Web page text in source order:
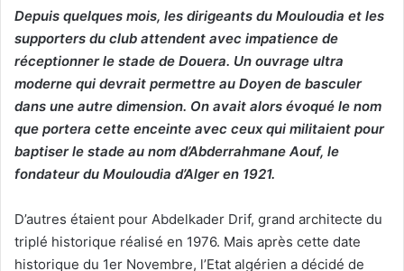
Depuis quelques mois, les dirigeants du Mouloudia et les
supporters du club attendent avec impatience de
réceptionner le stade de Douera. Un ouvrage ultra
moderne qui devrait permettre au Doyen de basculer
dans une autre dimension. On avait alors évoqué le nom
que portera cette enceinte avec ceux qui militaient pour
baptiser le stade au nom d’Abderrahmane Aouf, le
fondateur du Mouloudia d’Alger en 1921.
D’autres étaient pour Abdelkader Drif, grand architecte du
triplé historique réalisé en 1976. Mais après cette date
historique du 1er Novembre, l’Etat algérien a décidé de